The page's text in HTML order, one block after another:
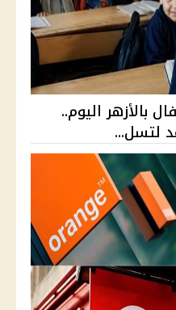
بالأزهر اليوم..
لتسل...